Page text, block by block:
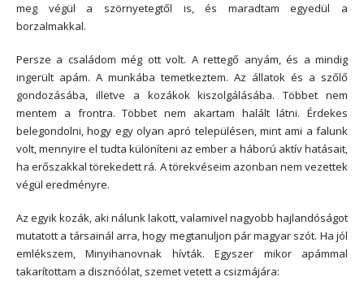
meg végül a szörnyetegtől is, és maradtam egyedül a
borzalmakkal.
Persze a családom még ott volt. A rettegő anyám, és a mindig
ingerült apám. A munkába temetkeztem. Az állatok és a szőlő
gondozásába, illetve a kozákok kiszolgálásába. Többet nem
mentem a frontra. Többet nem akartam halált látni. Érdekes
belegondolni, hogy egy olyan apró településen, mint ami a falunk
volt, mennyire el tudta különíteni az ember a háború aktív hatásait,
ha erőszakkal törekedett rá. A törekvéseim azonban nem vezettek
végül eredményre.
Az egyik kozák, aki nálunk lakott, valamivel nagyobb hajlandóságot
mutatott a társainál arra, hogy megtanuljon pár magyar szót. Ha jól
emlékszem, Minyihanovnak hívták. Egyszer mikor apámmal
takarítottam a disznóólat, szemet vetett a csizmájára: